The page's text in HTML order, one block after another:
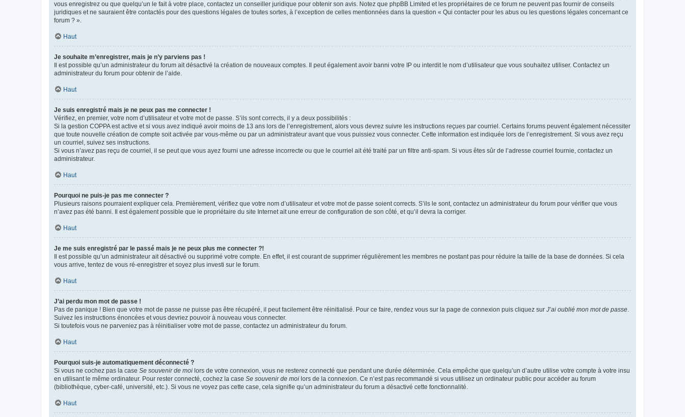
vous enregistrez ou que quelqu’un le fait à votre place, contactez un conseiller juridique pour obtenir son avis. Notez que phpBB Limited et les propriétaires de ce forum ne peuvent pas fournir de conseils
juridiques et ne sauraient être contactés pour des questions légales de toutes sortes, à l’exception de celles mentionnées dans la question « Qui contacter pour les abus ou les questions légales concernant ce
forum ? ».
Haut
Je souhaite m’enregistrer, mais je n’y parviens pas !
Il est possible qu’un administrateur du forum ait désactivé la création de nouveaux comptes. Il peut également avoir banni votre IP ou interdit le nom d’utilisateur que vous souhaitez utiliser. Contactez un
administrateur du forum pour obtenir de l’aide.
Haut
Je suis enregistré mais je ne peux pas me connecter !
Vérifiez, en premier, votre nom d’utilisateur et votre mot de passe. S’ils sont corrects, il y a deux possibilités :
Si la gestion COPPA est active et si vous avez indiqué avoir moins de 13 ans lors de l’enregistrement, alors vous devrez suivre les instructions reçues par courriel. Certains forums peuvent également nécessiter
que toute nouvelle création de compte soit activée par vous-même ou par un administrateur avant que vous puissiez vous connecter. Cette information est indiquée lors de l’enregistrement. Si vous avez reçu
un courriel, suivez ses instructions.
Si vous n’avez pas reçu de courriel, il se peut que vous ayez fourni une adresse incorrecte ou que le courriel ait été traité par un filtre anti-spam. Si vous êtes sûr de l’adresse courriel fournie, contactez un
administrateur.
Haut
Pourquoi ne puis-je pas me connecter ?
Plusieurs raisons pourraient expliquer cela. Premièrement, vérifiez que votre nom d’utilisateur et votre mot de passe soient corrects. S’ils le sont, contactez un administrateur du forum pour vérifier que vous
n’avez pas été banni. Il est également possible que le propriétaire du site Internet ait une erreur de configuration de son côté, et qu’il devra la corriger.
Haut
Je me suis enregistré par le passé mais je ne peux plus me connecter ?!
Il est possible qu’un administrateur ait désactivé ou supprimé votre compte. En effet, il est courant de supprimer régulièrement les membres ne postant pas pour réduire la taille de la base de données. Si cela
vous arrive, tentez de vous ré-enregistrer et soyez plus investi sur le forum.
Haut
J’ai perdu mon mot de passe !
Pas de panique ! Bien que votre mot de passe ne puisse pas être récupéré, il peut facilement être réinitialisé. Pour ce faire, rendez vous sur la page de connexion puis cliquez sur J’ai oublié mon mot de passe.
Suivez les instructions énoncées et vous devriez pouvoir à nouveau vous connecter.
Si toutefois vous ne parveniez pas à réinitialiser votre mot de passe, contactez un administrateur du forum.
Haut
Pourquoi suis-je automatiquement déconnecté ?
Si vous ne cochez pas la case Se souvenir de moi lors de votre connexion, vous ne resterez connecté que pendant une durée déterminée. Cela empêche que quelqu’un d’autre utilise votre compte à votre insu
en utilisant le même ordinateur. Pour rester connecté, cochez la case Se souvenir de moi lors de la connexion. Ce n’est pas recommandé si vous utilisez un ordinateur public pour accéder au forum
(bibliothèque, cyber-café, université, etc.). Si vous ne voyez pas cette case, cela signifie qu’un administrateur du forum a désactivé cette fonctionnalité.
Haut